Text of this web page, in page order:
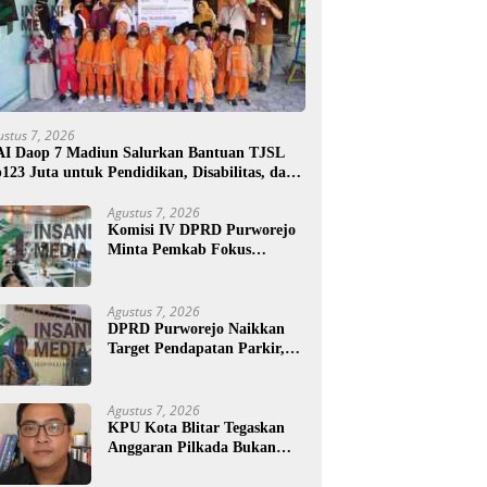
7, 2026
Daop 7 Madiun Salurkan Bantuan TJSL
Juta untuk Pendidikan, Disabilitas, dan
Agustus 7, 2026
Komisi IV DPRD Purworejo
Minta Pemkab Fokus
Kemiskinan
Agustus 7, 2026
DPRD Purworejo Naikkan
Target Pendapatan Parkir,
Agustus 7, 2026
KPU Kota Blitar Tegaskan
Anggaran Pilkada Bukan